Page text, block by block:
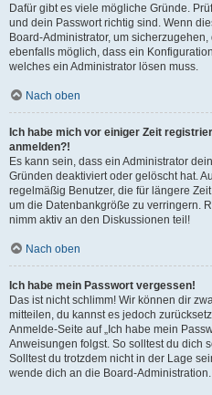
Dafür gibt es viele mögliche Gründe.
und dein Passwort richtig sind. Wenn
Board-Administrator, um
ebenfalls möglich, dass ein
welches ein Administrator lösen muss.
Nach oben
Ich habe mich vor einiger Zeit
anmelden?!
Es kann sein, dass ein Administrator
Gründen deaktiviert oder gelöscht hat.
regelmäßig Benutzer, die für längere
um die Datenbankgröße zu verringern.
nimm aktiv an den Diskussionen teil!
Nach oben
Ich habe mein Passwort vergessen!
Das ist nicht schlimm! Wir können dir
mitteilen, du kannst es jedoch
Anmelde-Seite auf „Ich habe mein
Anweisungen folgst. So solltest du dich
Solltest du trotzdem nicht in der Lage
wende dich an die Board-Administration.